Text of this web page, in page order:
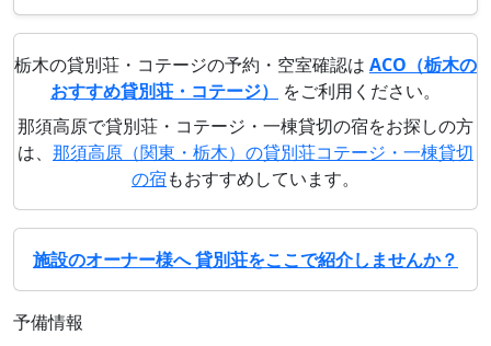
栃木の貸別荘・コテージの予約・空室確認は ACO（栃木の
おすすめ貸別荘・コテージ）
をご利用ください。
那須高原で貸別荘・コテージ・一棟貸切の宿をお探しの方
は、 那須高原（関東・栃木）の貸別荘コテージ・一棟貸切
の宿もおすすめしています。
施設のオーナー様へ 貸別荘をここで紹介しませんか？
予備情報